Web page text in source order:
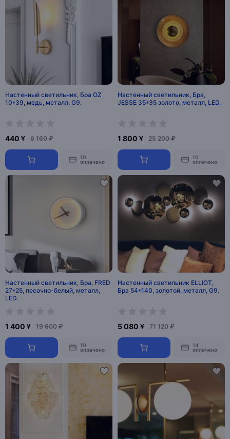
Настенный светильник, Бра OZ
10*39, медь, металл, G9.
440 ¥ 6 160 ₽
10
оплачено
Настенный светильник, Бра,
JESSE 35*35 золото, металл, LED.
1 800 ¥ 25 200 ₽
10
оплачено
Настенный светильник, Бра, FRED
27*25, песочно-белый, металл,
LED.
1 400 ¥ 19 600 ₽
10
оплачено
Настенный светильник ELLIOT,
Бра 54*140, золотой, металл, G9.
5 080 ¥ 71 120 ₽
14
оплачено